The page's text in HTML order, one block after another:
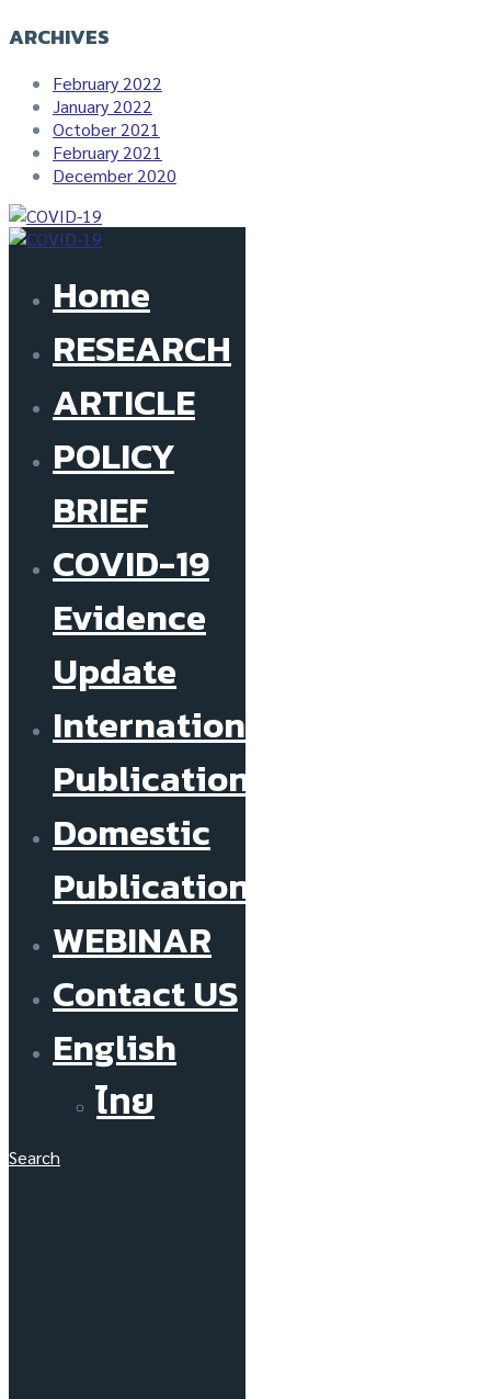
ARCHIVES
February 2022
January 2022
October 2021
February 2021
December 2020
Home
RESEARCH
ARTICLE
POLICY
BRIEF
COVID-19
Evidence
Update
International
Publications
Domestic
Publications
WEBINAR
Contact US
English
ไทย
Search